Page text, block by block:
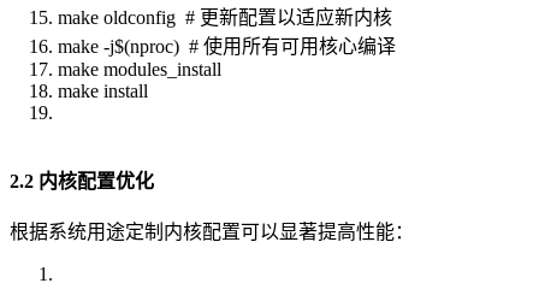
make oldconfig # 更新配置以适应新内核
make -j$(nproc) # 使用所有可用核心编译
make modules_install
make install
2.2 内核配置优化
根据系统用途定制内核配置可以显著提高性能：